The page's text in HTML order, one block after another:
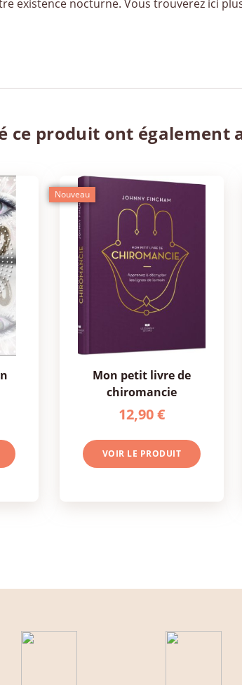
existence nocturne. Vous trouverez ici
ce produit ont également
mon petit livre de
chiromancie
12,90 €
VOIR LE PRODUIT
Nouveau